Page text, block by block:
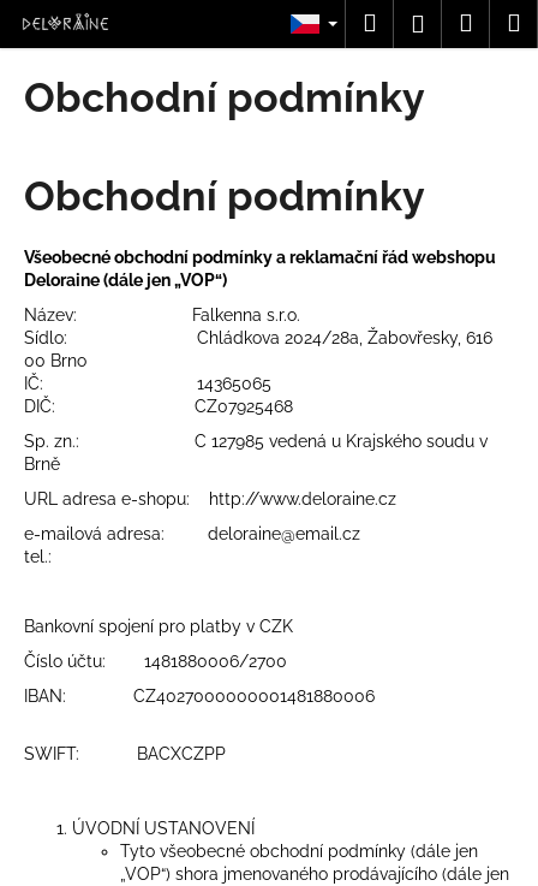
obsah
HledatPřihlášení
Obchodní podmínky
Obchodní podmínky
Všeobecné obchodní podmínky a reklamační řád webshopu
Deloraine (dále jen „VOP“)
Název: Falkenna s.r.o.
Sídlo: Chládkova 2024/28a, Žabovřesky, 616
00 Brno
IČ: 14365065
DIČ: CZ07925468
Sp. zn.:
C 127985 vedená u Krajského soudu v
Brně
URL adresa e-shopu: http://www.deloraine.cz
e-mailová adresa: deloraine@email.cz
tel.:
Bankovní spojení pro platby v CZK
Číslo účtu: 1481880006/2700
IBAN: CZ4027000000001481880006
SWIFT: BACXCZPP
ÚVODNÍ USTANOVENÍ
Tyto všeobecné obchodní podmínky (dále jen
„VOP“) shora jmenovaného prodávajícího (dále jen
o
p
t
ř
e
b
u
j
e
t
e
n
a
í
t
?
HLEDAT